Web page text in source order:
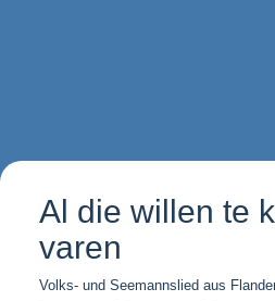
Al die willen te
varen
Volks- und Seemannslied aus